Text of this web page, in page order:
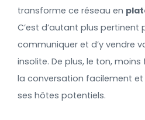
transforme ce réseau en
C’est d’autant plus pertinent
communiquer et d’y vendre
insolite. De plus, le ton,
la conversation facilement
ses hôtes potentiels.